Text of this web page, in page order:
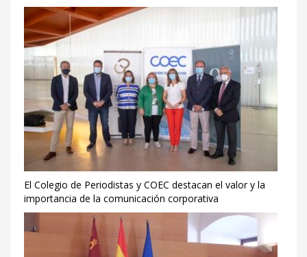
El Colegio de Periodistas y COEC destacan el valor y la
importancia de la comunicación corporativa